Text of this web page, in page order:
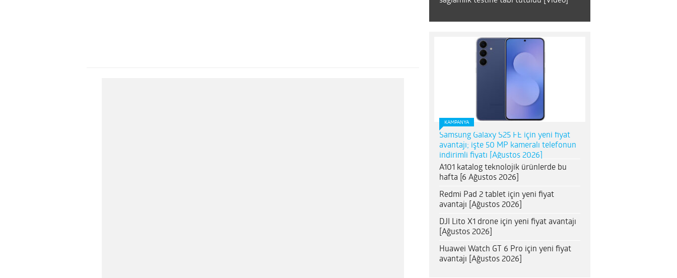
KAMPANYA
Samsung Galaxy S25 FE için yeni fiyat
avantajı; işte 50 MP kameralı telefonun
indirimli fiyatı [Ağustos 2026]
A101 katalog teknolojik ürünlerde bu
hafta [6 Ağustos 2026]
Redmi Pad 2 tablet için yeni fiyat
avantajı [Ağustos 2026]
DJI Lito X1 drone için yeni fiyat avantajı
[Ağustos 2026]
Huawei Watch GT 6 Pro için yeni fiyat
avantajı [Ağustos 2026]